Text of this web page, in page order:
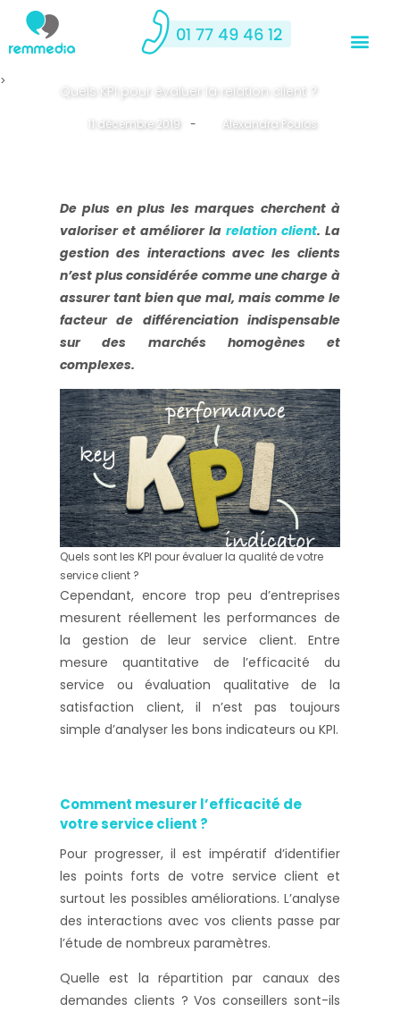
>
Quels KPI pour évaluer la relation client ?
11 décembre 2019 - Alexandra Poulos
De plus en plus les marques cherchent à
valoriser et améliorer la relation client. La
gestion des interactions avec les clients
n’est plus considérée comme une charge à
assurer tant bien que mal, mais comme le
facteur de différenciation indispensable
sur des marchés homogènes et
complexes.
Quels sont les KPI pour évaluer la qualité de votre
service client ?
Cependant, encore trop peu d’entreprises
mesurent réellement les performances de
la gestion de leur service client. Entre
mesure quantitative de l’efficacité du
service ou évaluation qualitative de la
satisfaction client, il n’est pas toujours
simple d’analyser les bons indicateurs ou KPI.
Comment mesurer l’efficacité de
votre service client ?
Pour progresser, il est impératif d’identifier
les points forts de votre service client et
surtout les possibles améliorations. L’analyse
des interactions avec vos clients passe par
l’étude de nombreux paramètres.
Quelle est la répartition par canaux des
demandes clients ? Vos conseillers sont-ils